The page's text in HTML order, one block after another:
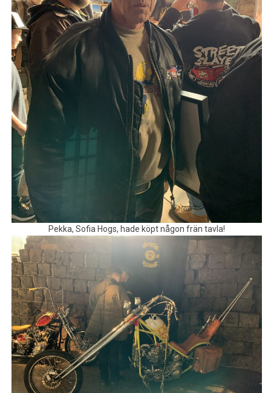
Pekka, Sofia Hogs, hade köpt någon frän tavla!